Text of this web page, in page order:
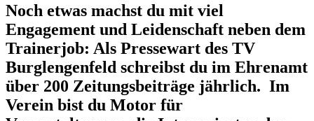
Noch etwas machst du mit viel
Engagement und Leidenschaft neben dem
Trainerjob: Als Pressewart des TV
Burglengenfeld schreibst du im Ehrenamt
über 200 Zeitungsbeiträge jährlich. Im
Verein bist du Motor für